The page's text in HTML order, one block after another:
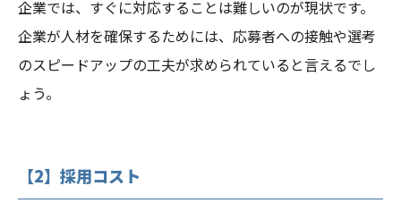
企業では、すぐに対応することは難しいのが現状です。
企業が人材を確保するためには、応募者への接触や選考
のスピードアップの工夫が求められていると言えるでし
ょう。
【2】採用コスト